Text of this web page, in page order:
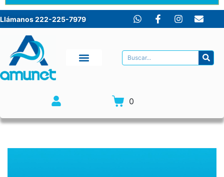
Llámanos 222-225-7979
0